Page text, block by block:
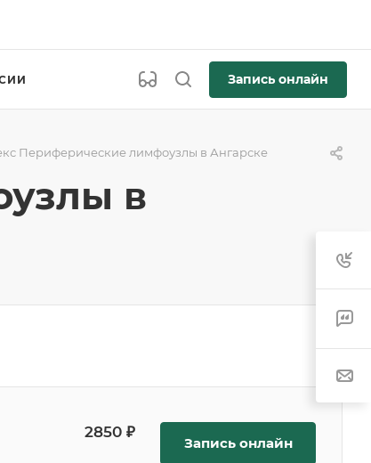
Запись онлайн
Периферические лимфоузлы в Ангарске
в
2850 ₽
Запись онлайн